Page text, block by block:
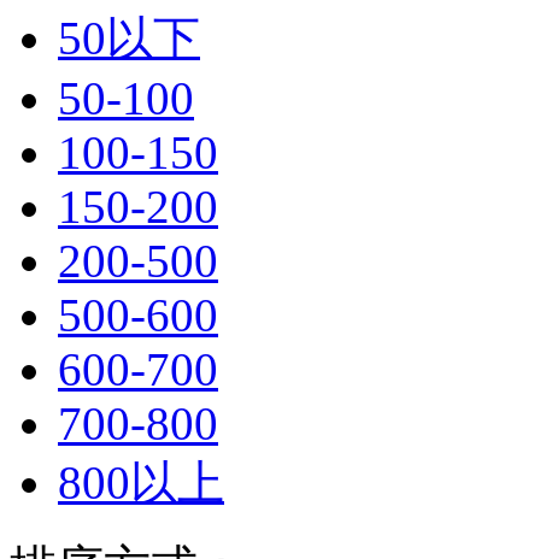
50以下
50-100
100-150
150-200
200-500
500-600
600-700
700-800
800以上